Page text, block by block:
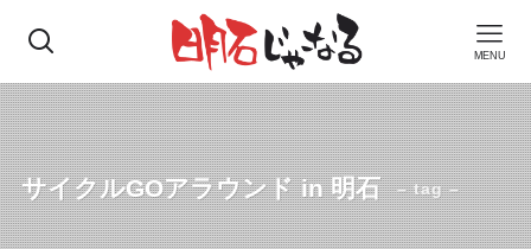
MENU
サイクルGOアラウンド in 明石 – tag –